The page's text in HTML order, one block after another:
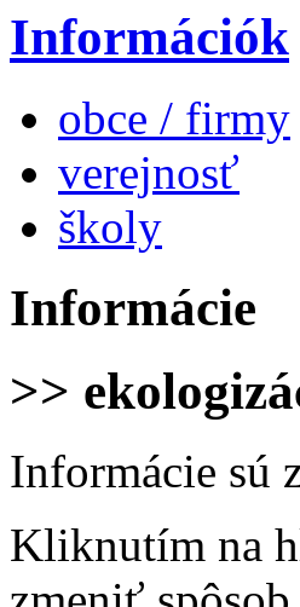
Információk
obce / firmy
verejnosť
školy
Informácie
>>
Informácie sú
Kliknutím na